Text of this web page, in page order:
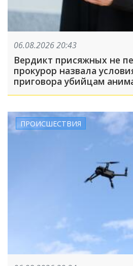
06.08.2026 20:43
Вердикт присяжных не
прокурор назвала
приговора убийцам
ПРОИСШЕСТВИЯ